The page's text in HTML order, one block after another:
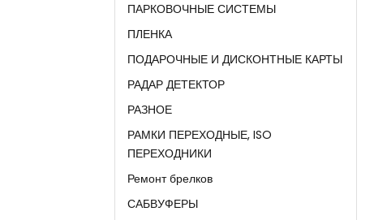
ПАРКОВОЧНЫЕ СИСТЕМЫ
ПЛЕНКА
ПОДАРОЧНЫЕ И ДИСКОНТНЫЕ КАРТЫ
РАДАР ДЕТЕКТОР
РАЗНОЕ
РАМКИ ПЕРЕХОДНЫЕ, ISO
ПЕРЕХОДНИКИ
Ремонт брелков
САБВУФЕРЫ